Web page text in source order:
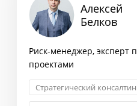
Алексей
Белков
Риск-менеджер, эксперт
проектами
Стратегический